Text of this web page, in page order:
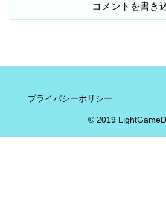
コメントを書き
プライバシーポリシー
© 2019